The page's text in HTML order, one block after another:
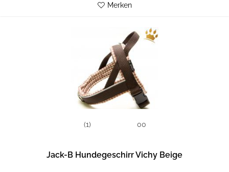
Merken
(1) 00
Jack-B Hundegeschirr Vichy Beige